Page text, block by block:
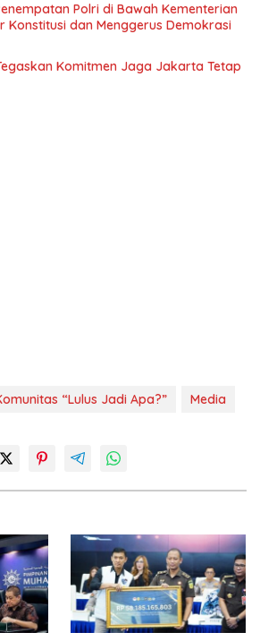
Polri di Bawah Kementerian
Konstitusi dan Menggerus Demokrasi
Komitmen Jaga Jakarta Tetap
“Lulus Jadi Apa?” Media